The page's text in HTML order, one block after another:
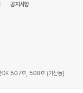
공지사항
DK 507호, 508호 (가산동)